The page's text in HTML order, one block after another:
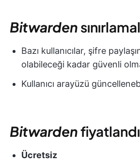
Bitwarden
Bazı kullanıcılar, şifre
olabileceği kadar güvenli
Kullanıcı arayüzü
Bitwarden
Ücretsiz